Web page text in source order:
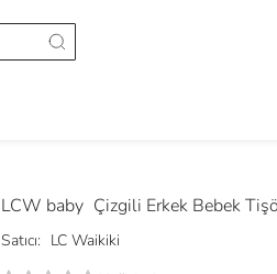
LCW baby Çizgili Erkek Bebek
Satıcı: LC Waikiki